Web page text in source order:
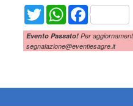
Twitter WhatsAppFacebook
Evento Passato! Per
segnalazione@eventiesagre.it